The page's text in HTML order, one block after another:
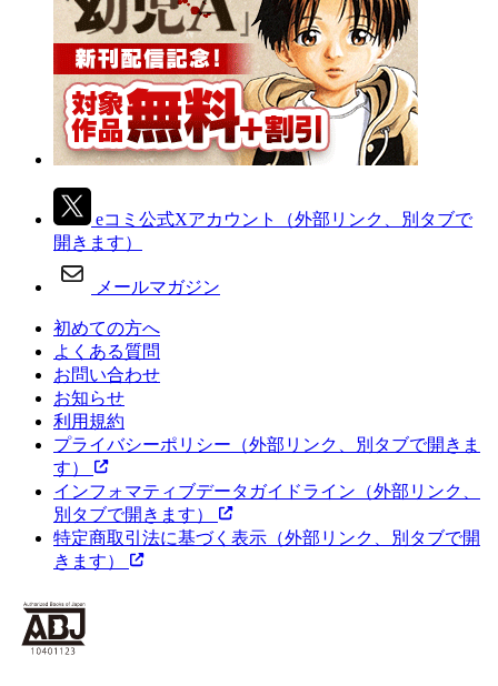
eコミ公式Xアカウント
（外部リンク、別タブで
開きます）
メールマガジン
初めての方へ
よくある質問
お問い合わせ
お知らせ
利用規約
プライバシーポリシー （外部リンク、別タブで開きま
す）
インフォマティブデータガイドライン （外部リンク、
別タブで開きます）
特定商取引法に基づく表示 （外部リンク、別タブで開
きます）